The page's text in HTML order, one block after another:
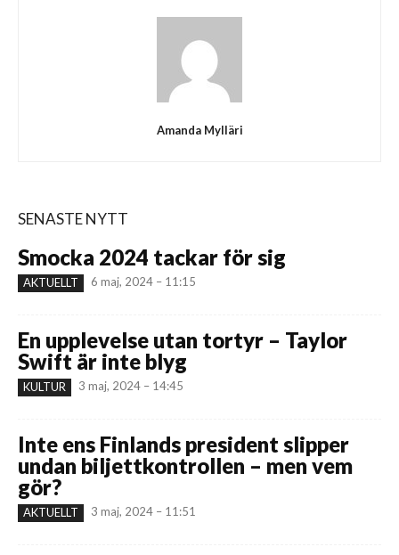
Amanda Mylläri
SENASTE NYTT
Smocka 2024 tackar för sig
AKTUELLT 6 maj, 2024 – 11:15
En upplevelse utan tortyr – Taylor
Swift är inte blyg
KULTUR 3 maj, 2024 – 14:45
Inte ens Finlands president slipper
undan biljettkontrollen – men vem
gör?
AKTUELLT 3 maj, 2024 – 11:51